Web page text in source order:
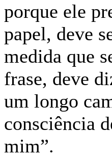
porque ele
papel, deve
medida que
frase, deve
um longo
consciência
mim”.